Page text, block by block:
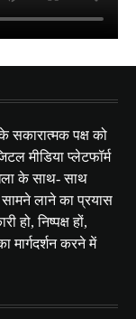
के सकारात्मक पक्ष को
मीडिया प्लेटफॉर्म
के साथ- साथ
लाने का प्रयास
हो, निष्पक्ष हों,
मार्गदर्शन करने में